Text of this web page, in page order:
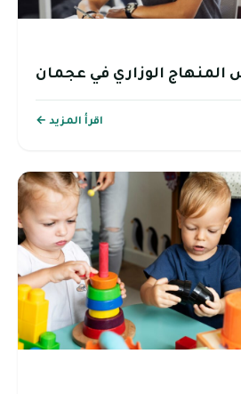
المنهاج الوزاري في عجمان
اقرأ المزيد ←